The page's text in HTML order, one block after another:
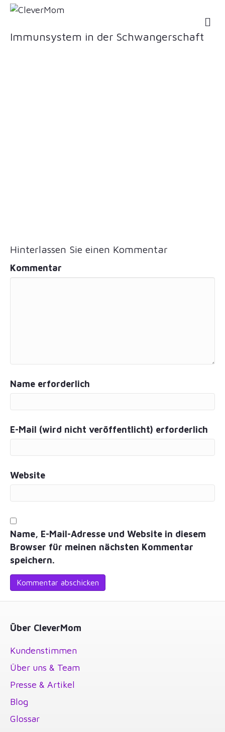
Immunsystem in der Schwangerschaft
Hinterlassen Sie einen Kommentar
Kommentar
Name erforderlich
E-Mail (wird nicht veröffentlicht) erforderlich
Website
Name, E-Mail-Adresse und Website in diesem
Browser für meinen nächsten Kommentar
speichern.
Über CleverMom
Kundenstimmen
Über uns & Team
Presse & Artikel
Blog
Glossar